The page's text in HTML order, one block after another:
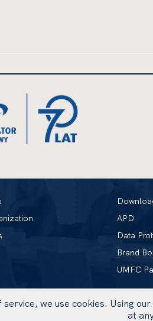
APD
Data
Brand
UMFC
we use cookies. Using
at